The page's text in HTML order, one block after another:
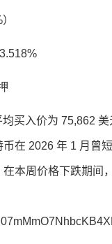
买入价为 75,862
在 2026 年 1 月曾
本周价格下跌期间